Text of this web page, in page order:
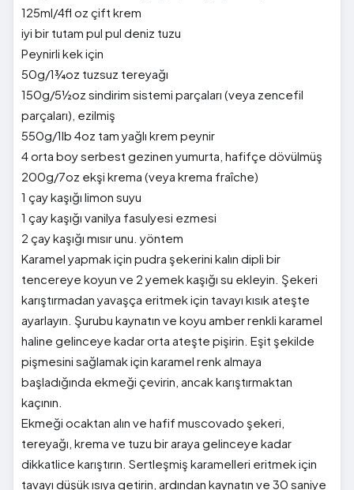
125ml/4fl oz çift krem
iyi bir tutam pul pul deniz tuzu
Peynirli kek için
50g/1¾oz tuzsuz tereyağı
150g/5½oz sindirim sistemi parçaları (veya zencefil
parçaları), ezilmiş
550g/1lb 4oz tam yağlı krem ​​peynir
4 orta boy serbest gezinen yumurta, hafifçe dövülmüş
200g/7oz ekşi krema (veya krema fraîche)
1 çay kaşığı limon suyu
1 çay kaşığı vanilya fasulyesi ezmesi
2 çay kaşığı mısır unu. yöntem
Karamel yapmak için pudra şekerini kalın dipli bir
tencereye koyun ve 2 yemek kaşığı su ekleyin. Şekeri
karıştırmadan yavaşça eritmek için tavayı kısık ateşte
ayarlayın. Şurubu kaynatın ve koyu amber renkli karamel
haline gelinceye kadar orta ateşte pişirin. Eşit şekilde
pişmesini sağlamak için karamel renk almaya
başladığında ekmeği çevirin, ancak karıştırmaktan
kaçının.
Ekmeği ocaktan alın ve hafif muscovado şekeri,
tereyağı, krema ve tuzu bir araya gelinceye kadar
dikkatlice karıştırın. Sertleşmiş karamelleri eritmek için
tavayı düşük ısıya getirin, ardından kaynatın ve 30 saniye